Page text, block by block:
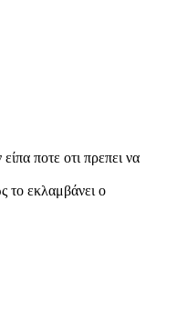
ποτε οτι πρεπει να
το εκλαμβάνει ο